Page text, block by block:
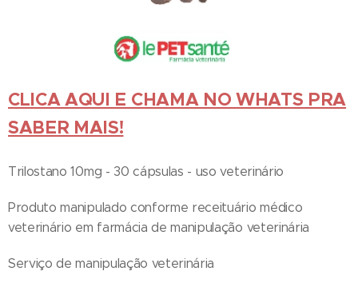
CLICA AQUI E CHAMA NO WHATS PRA
SABER MAIS!
Trilostano 10mg - 30 cápsulas - uso veterinário
Produto manipulado conforme receituário médico
veterinário em farmácia de manipulação veterinária
Serviço de manipulação veterinária